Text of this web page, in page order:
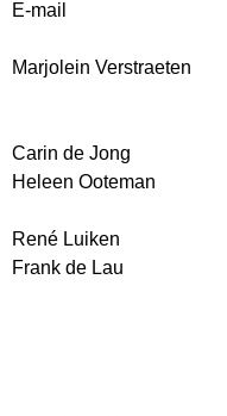
E-mail
Marjolein Verstraeten
Carin de Jong
Heleen Ooteman
René Luiken
Frank de Lau